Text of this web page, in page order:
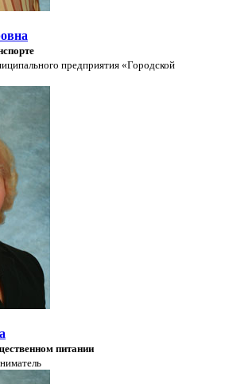
предприятия «Городской
питании